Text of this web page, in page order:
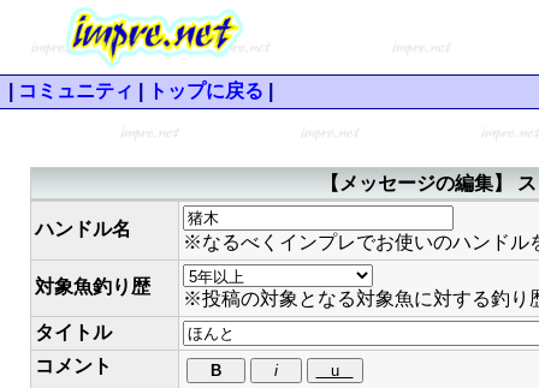
コミュニティ トップに戻る
【メッセージの編集】
ハンドル名
※なるべくインプレでお使いのハンドル
対象魚釣り歴
※投稿の対象となる対象魚に対する釣り
タイトル
コメント